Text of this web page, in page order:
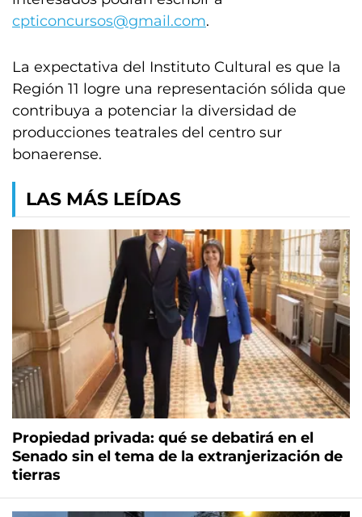
cpticoncursos@gmail.com.
La expectativa del Instituto Cultural es que la
Región 11 logre una representación sólida que
contribuya a potenciar la diversidad de
producciones teatrales del centro sur
bonaerense.
LAS MÁS LEÍDAS
Propiedad privada: qué se debatirá en el
Senado sin el tema de la extranjerización de
tierras